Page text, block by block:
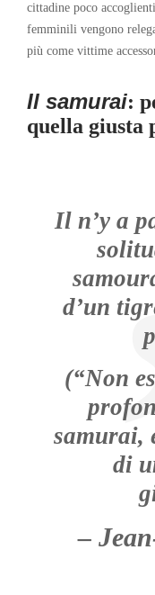
cittadine poco
femminili vengono
più come vittime
Il samurai:
quella giusta
Il n’y a
d’un
(“Non
samurai,
di
–